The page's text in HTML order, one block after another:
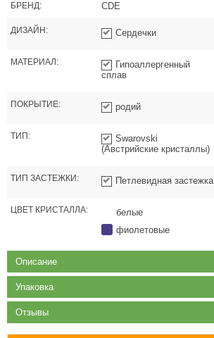
БРЕНД: CDE
ДИЗАЙН: Сердечки
МАТЕРИАЛ:
Гипоаллергенный
сплав
ПОКРЫТИЕ: родий
ТИП:
Swarovski
(Австрийские кристаллы)
ТИП ЗАСТЕЖКИ: Петлевидная застежка
ЦВЕТ КРИСТАЛЛА:
белые
фиолетовые
Описание
Упаковка
Отзывы